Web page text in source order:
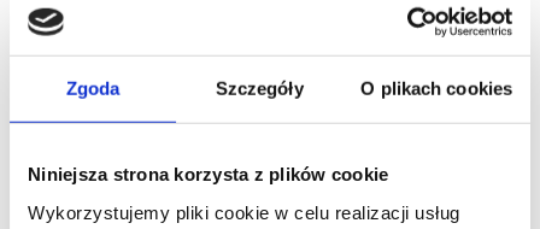
Zgoda Szczegóły O plikach cookies
Niniejsza strona korzysta z plików cookie
Wykorzystujemy pliki cookie w celu realizacji usług
O CZYM SOBIE NIE MÓWIMY
06.08.2026